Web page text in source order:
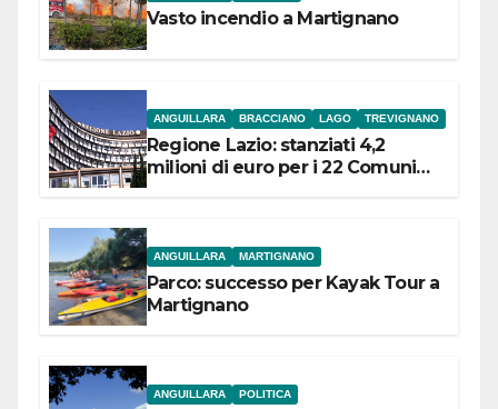
Vasto incendio a Martignano
ANGUILLARA BRACCIANO LAGO TREVIGNANO
Regione Lazio: stanziati 4,2
milioni di euro per i 22 Comuni
ANGUILLARA MARTIGNANO
Parco: successo per Kayak Tour a
Martignano
ANGUILLARA POLITICA